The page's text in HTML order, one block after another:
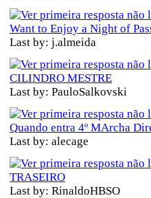
Want to Enjoy a Night of
Last by: j.almeida
CILINDRO MESTRE
Last by: PauloSalkovski
Quando entra 4º MArcha
Last by: alecage
TRASEIRO
Last by: RinaldoHBSO